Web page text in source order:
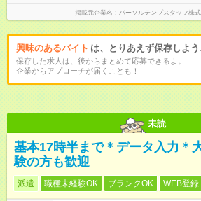
掲載元企業名 パーソルテンプスタッフ株
興味のあるバイト は、とりあえず保存しよう
保存した求人は、後からまとめて応募できるよ。
企業からアプローチが届くことも！
未読
基本17時半まで＊データ入力＊
験の方も歓迎
派遣 職種未経験OK ブランクOK WEB登